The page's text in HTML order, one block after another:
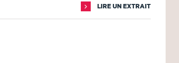
LIRE UN EXTRAIT